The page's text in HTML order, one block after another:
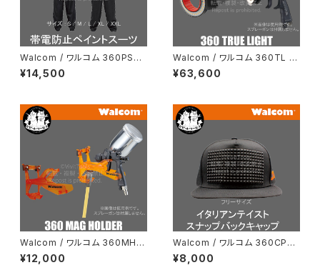
Walcom / ワルコム 360PS
帯電防止 ペイントスーツ
¥14,500
Walcom / ワルコム 360TL ト
ゥルーライト
¥63,600
Walcom / ワルコム 360MH
マグホルダー
¥12,000
Walcom / ワルコム 360CP
イタリアンテイスト スナップバッ
クキャップ
¥8,000